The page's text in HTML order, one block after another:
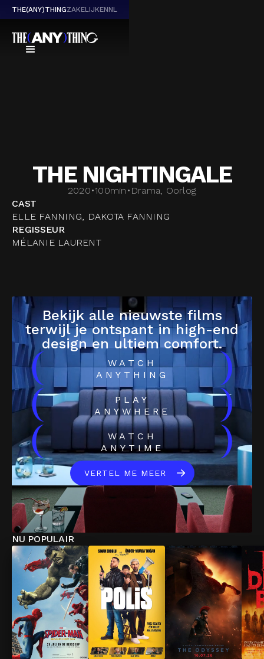
THE(ANY)THINGZAKELIJKENNL
THE NIGHTINGALE
2020•100min • Drama, Oorlog
CAST
ELLE FANNING, DAKOTA FANNING
REGISSEUR
MÉLANIE LAURENT
Bekijk alle nieuwste films
terwijl je ontspant in high-end
design en ultiem comfort.
(
WATCH
ANYTHING
)
(
PLAY
ANYWHERE
)
(
WATCH
ANYTIME
)
VERTEL ME MEER
NU POPULAIR